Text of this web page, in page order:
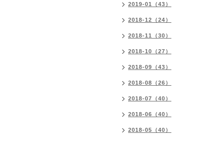
2019-01（43）
2018-12（24）
2018-11（30）
2018-10（27）
2018-09（43）
2018-08（26）
2018-07（40）
2018-06（40）
2018-05（40）